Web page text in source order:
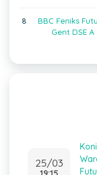
8
BBC Feniks
Gent DSE A
25/03